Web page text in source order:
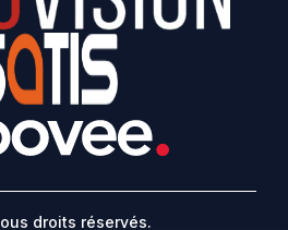
droits réservés.